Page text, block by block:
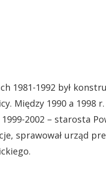
1981-1992 był
Między 1990 a 1998
2002 – starosta
sprawował urząd